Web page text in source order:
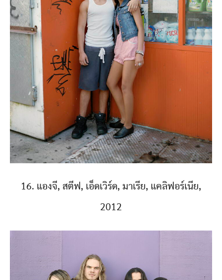
16. แองจี, สตีฟ, เอ็ดเวิร์ด, มาเรีย, แคลิฟอร์เนีย,
2012